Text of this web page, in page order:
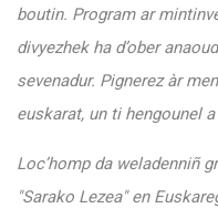
boutin. Program ar
divyezhek ha d’ober
sevenadur. Pignerez àr
euskarat, un ti hengounel a
Loc’homp da weladenniñ
"Sarako Lezea" en